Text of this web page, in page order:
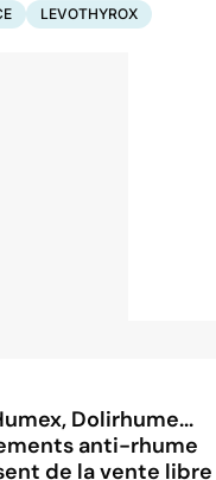
LEVOTHYROX
Dolirhume...
anti-rhume
de la vente libre